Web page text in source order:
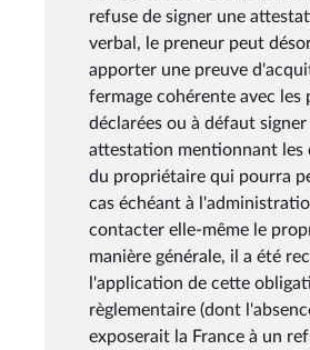
refuse de signer une
verbal, le preneur peut
apporter une preuve
fermage cohérente avec les
déclarées ou à défaut signer
attestation mentionnant les
du propriétaire qui pourra
cas échéant à
contacter elle-même le
manière générale, il a été
l'application de cette
règlementaire (dont
exposerait la France à un